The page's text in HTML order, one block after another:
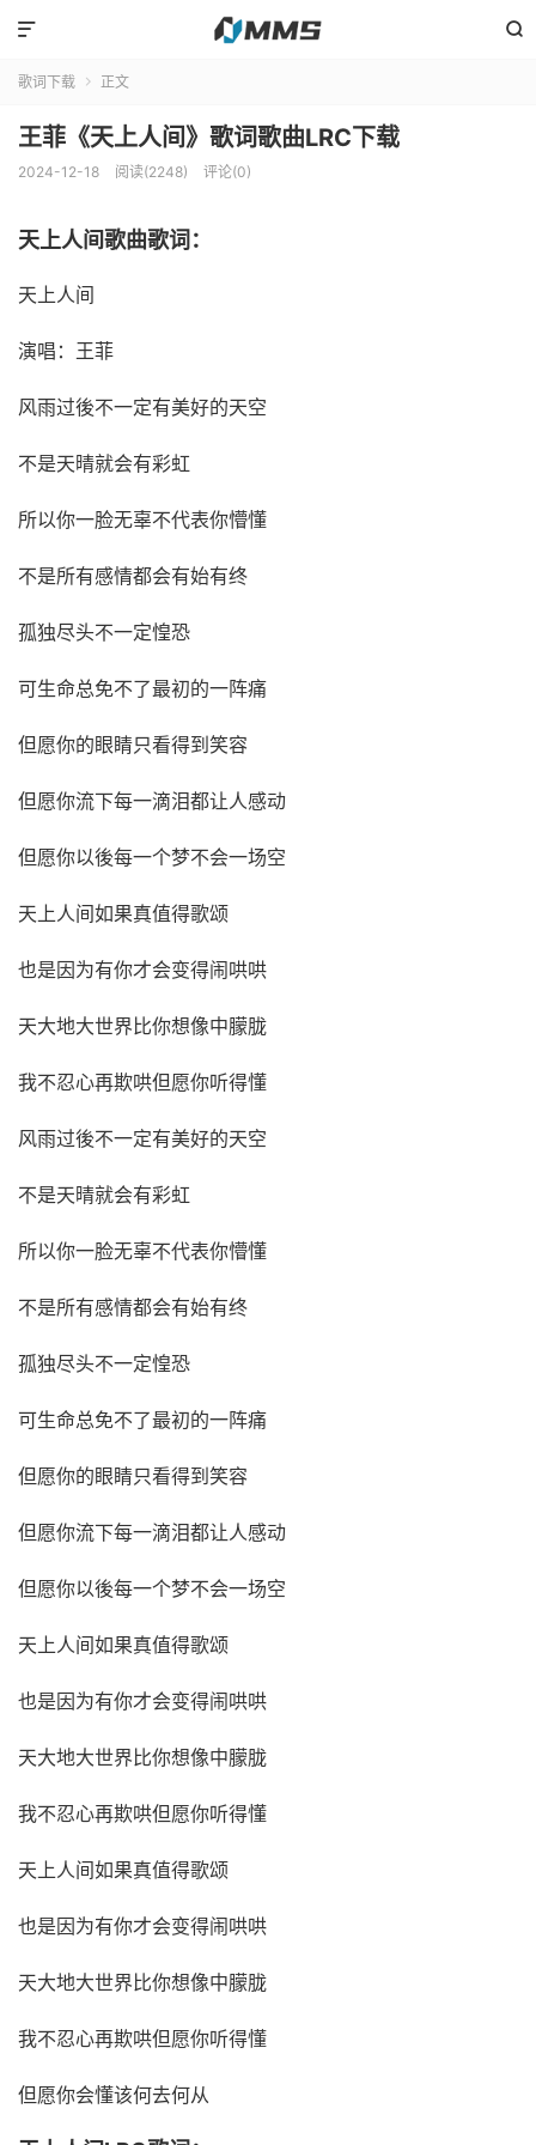


歌词下载  正文
王菲《天上人间》歌词歌曲LRC下载
2024-12-18 阅读(2248) 评论(0)
天上人间歌曲歌词：
天上人间
演唱：王菲
风雨过後不一定有美好的天空
不是天晴就会有彩虹
所以你一脸无辜不代表你懵懂
不是所有感情都会有始有终
孤独尽头不一定惶恐
可生命总免不了最初的一阵痛
但愿你的眼睛只看得到笑容
但愿你流下每一滴泪都让人感动
但愿你以後每一个梦不会一场空
天上人间如果真值得歌颂
也是因为有你才会变得闹哄哄
天大地大世界比你想像中朦胧
我不忍心再欺哄但愿你听得懂
风雨过後不一定有美好的天空
不是天晴就会有彩虹
所以你一脸无辜不代表你懵懂
不是所有感情都会有始有终
孤独尽头不一定惶恐
可生命总免不了最初的一阵痛
但愿你的眼睛只看得到笑容
但愿你流下每一滴泪都让人感动
但愿你以後每一个梦不会一场空
天上人间如果真值得歌颂
也是因为有你才会变得闹哄哄
天大地大世界比你想像中朦胧
我不忍心再欺哄但愿你听得懂
天上人间如果真值得歌颂
也是因为有你才会变得闹哄哄
天大地大世界比你想像中朦胧
我不忍心再欺哄但愿你听得懂
但愿你会懂该何去何从